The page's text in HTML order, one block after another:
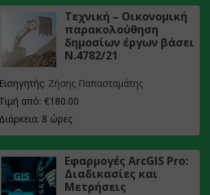
Τεχνική – Οικονομική
παρακολούθηση
δημοσίων έργων βάσει
Ν.4782/21
Εισηγητής: Ζήσης Παπασταμάτης
Τιμή από: €180.00
Διάρκεια: 8 ώρες
Εφαρμογές ArcGIS Pro:
Διαδικασίες και
Μετρήσεις